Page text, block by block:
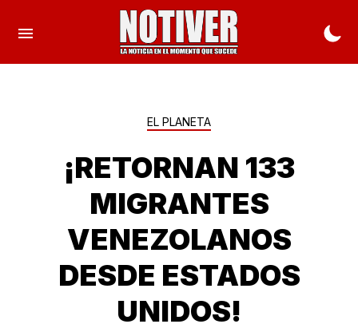
EL PLANETA
¡RETORNAN 133
MIGRANTES
VENEZOLANOS
DESDE ESTADOS
UNIDOS!